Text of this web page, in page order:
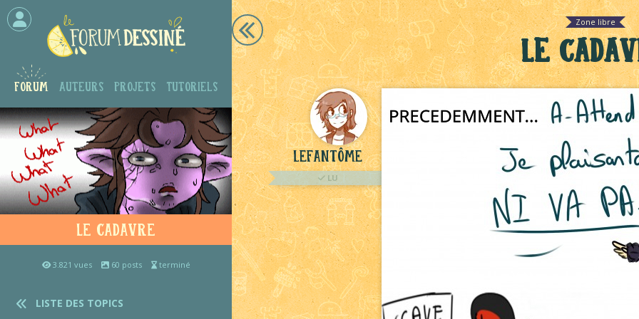
Forum Auteurs Projets Tutoriels
Le cadavre
3.821 vues 60 posts terminé
LISTE DES TOPICS
Zone libre
Le
LeFantôme
LU